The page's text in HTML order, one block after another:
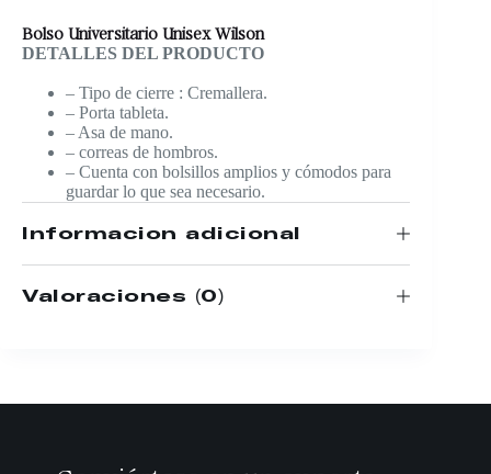
Bolso Universitario Unisex Wilson
DETALLES DEL PRODUCTO
– Tipo de cierre : Cremallera.
– Porta tableta.
– Asa de mano.
– correas de hombros.
– Cuenta con bolsillos amplios y cómodos para
guardar lo que sea necesario.
Información adicional
Valoraciones (0)